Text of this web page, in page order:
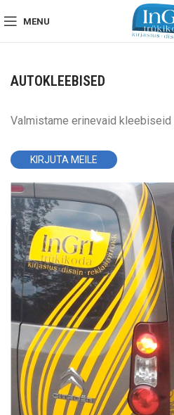
MENU
AUTOKLEEBISED
Valmistame erinevaid
KIRJUTA MEILE